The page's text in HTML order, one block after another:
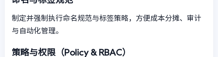
制定并强制执行命名规范与标签策略，方便成本分摊、审计
与自动化管理。
策略与权限（Policy & RBAC）